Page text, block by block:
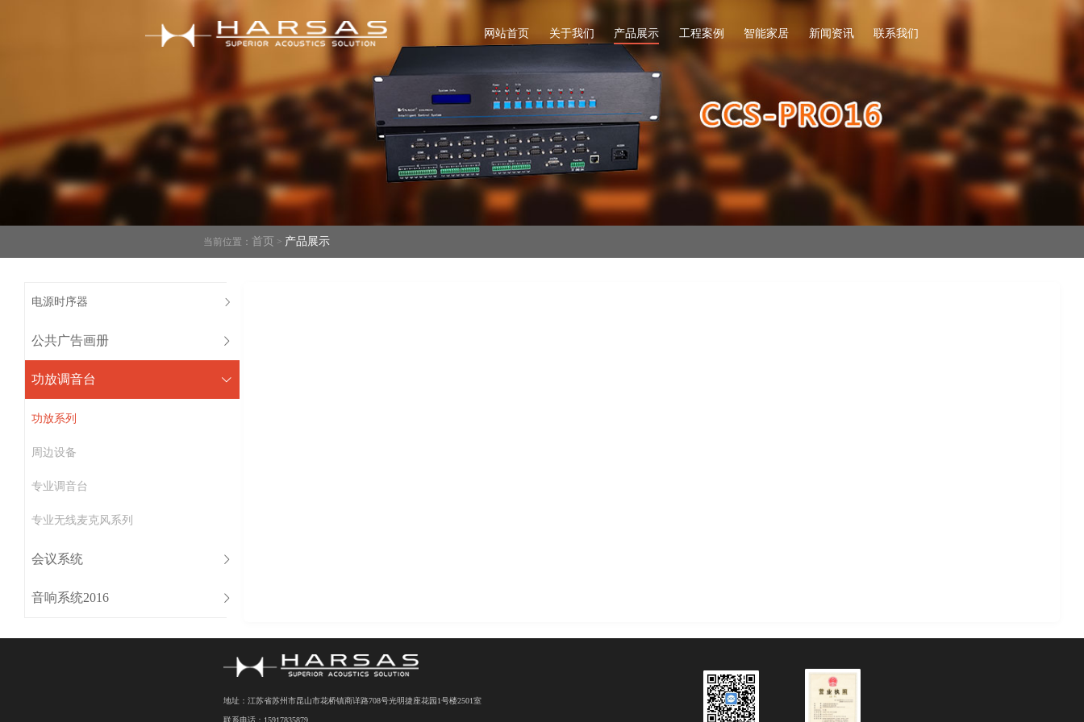
网站首页 关于我们 产品展示 工程案例 智能家居 新闻资讯 联系我们
当前位置： 首页 > 产品展示
电源时序器
公共广告画册
功放调音台
功放系列
周边设备
专业调音台
专业无线麦克风系列
会议系统
音响系统2016
地址：江苏省苏州市昆山市花桥镇商详路708号光明捷座花园1号楼2501室
联系电话：15917835879